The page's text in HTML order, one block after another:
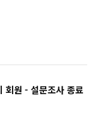
회원 - 설문조사 종료